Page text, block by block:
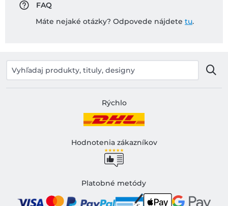
FAQ
Máte nejaké otázky? Odpovede nájdete tu.
Rýchlo
Hodnotenia zákazníkov
Platobné metódy